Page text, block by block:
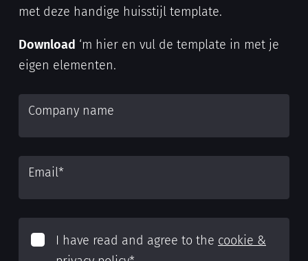
met deze handige huisstijl template.
Download ‘m hier en vul de template in met je
eigen elementen.
Company name
Email*
I have read and agree to the cookie &